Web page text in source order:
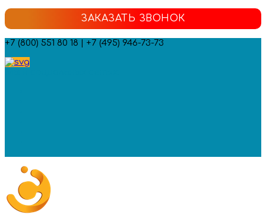
ЗАКАЗАТЬ ЗВОНОК
+7 (800) 551 80 18 | +7 (495) 946-73-73